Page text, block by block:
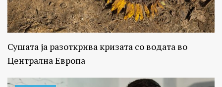
Сушата ја разоткрива кризата со водата во
Централна Европа